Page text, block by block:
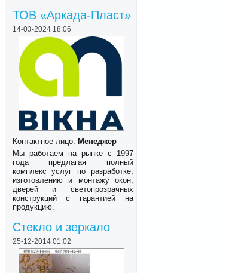
ТОВ «Аркада-Пласт»
14-03-2024 18:06
Контактное лицо: Менеджер
Мы работаем на рынке с 1997
года предлагая полный
комплекс услуг по разработке,
изготовлению и монтажу окон,
дверей и светопрозрачных
конструкций с гарантией на
продукцию.
Стекло и зеркало
25-12-2014 01:02